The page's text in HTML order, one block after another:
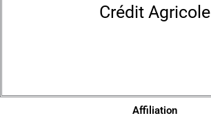
Crédit Agricole
Affiliation